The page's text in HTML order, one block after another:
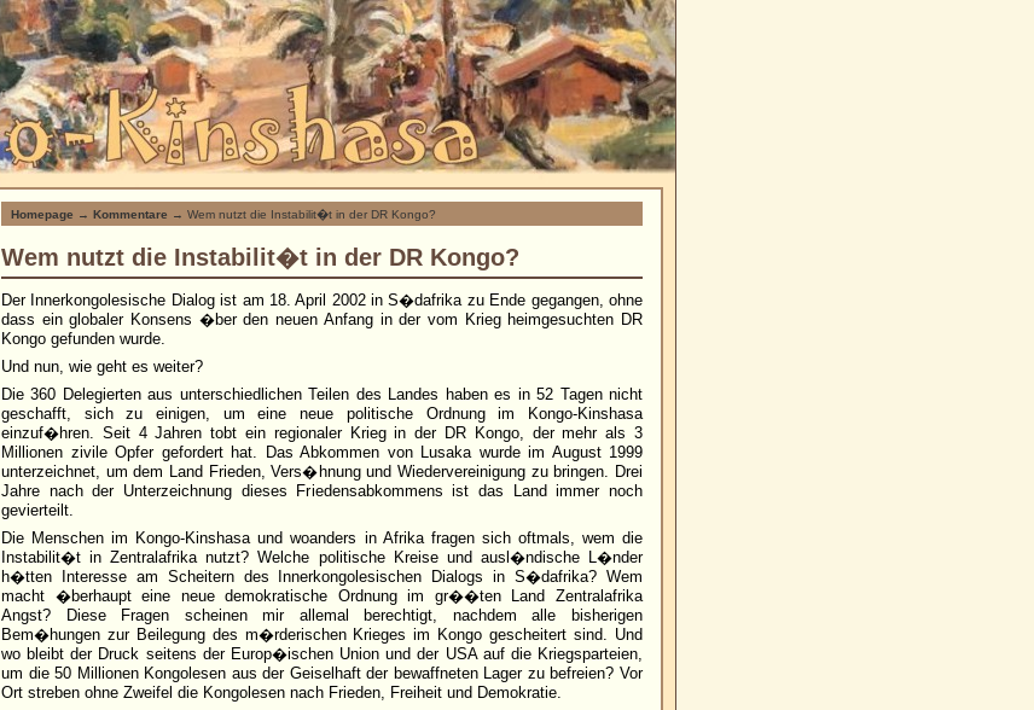
Homepage → Kommentare → Wem nutzt die Instabilit�t in der DR Kongo?
Wem nutzt die Instabilit�t in der DR Kongo?
Der Innerkongolesische Dialog ist am 18. April 2002 in S�dafrika zu Ende gegangen, ohne
dass ein globaler Konsens �ber den neuen Anfang in der vom Krieg heimgesuchten DR
Kongo gefunden wurde.
Und nun, wie geht es weiter?
Die 360 Delegierten aus unterschiedlichen Teilen des Landes haben es in 52 Tagen nicht
geschafft, sich zu einigen, um eine neue politische Ordnung im Kongo-Kinshasa
einzuf�hren. Seit 4 Jahren tobt ein regionaler Krieg in der DR Kongo, der mehr als 3
Millionen zivile Opfer gefordert hat. Das Abkommen von Lusaka wurde im August 1999
unterzeichnet, um dem Land Frieden, Vers�hnung und Wiedervereinigung zu bringen. Drei
Jahre nach der Unterzeichnung dieses Friedensabkommens ist das Land immer noch
gevierteilt.
Die Menschen im Kongo-Kinshasa und woanders in Afrika fragen sich oftmals, wem die
Instabilit�t in Zentralafrika nutzt? Welche politische Kreise und ausl�ndische L�nder
h�tten Interesse am Scheitern des Innerkongolesischen Dialogs in S�dafrika? Wem
macht �berhaupt eine neue demokratische Ordnung im gr��ten Land Zentralafrika
Angst? Diese Fragen scheinen mir allemal berechtigt, nachdem alle bisherigen
Bem�hungen zur Beilegung des m�rderischen Krieges im Kongo gescheitert sind. Und
wo bleibt der Druck seitens der Europ�ischen Union und der USA auf die Kriegsparteien,
um die 50 Millionen Kongolesen aus der Geiselhaft der bewaffneten Lager zu befreien? Vor
Ort streben ohne Zweifel die Kongolesen nach Frieden, Freiheit und Demokratie.